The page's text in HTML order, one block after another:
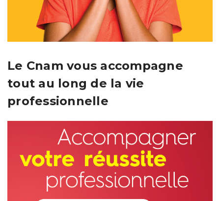
Le Cnam vous accompagne
tout au long de la vie
professionnelle